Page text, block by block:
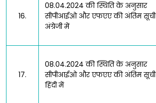
16.
08.04.2024 की स्थिति के अनुसार
सीपीआईओ और एफएए की अंतिम सूची
अंग्रेजी में
17.
08.04.2024 की स्थिति के अनुसार
सीपीआईओ और एफएए की अंतिम सूची
हिंदी में